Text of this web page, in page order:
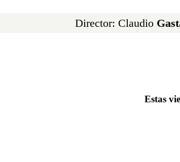
Director: Claudio
Estas